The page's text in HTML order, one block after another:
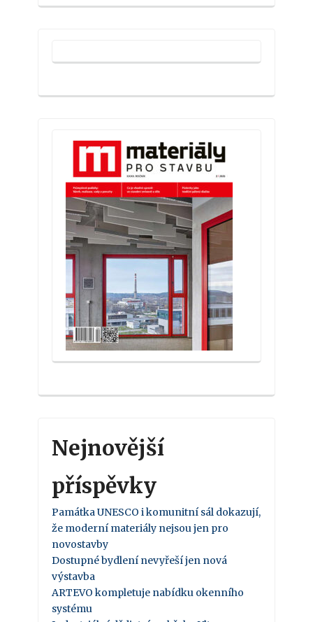
Nejnovější
příspěvky
Památka UNESCO i komunitní sál dokazují,
že moderní materiály nejsou jen pro
novostavby
Dostupné bydlení nevyřeší jen nová
výstavba
ARTEVO kompletuje nabídku okenního
systému